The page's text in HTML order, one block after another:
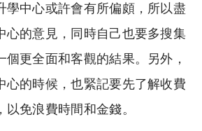
學中心或許會有所偏頗，所以盡
心的意見，同時自己也要多搜集
個更全面和客觀的結果。另外，
心的時候，也緊記要先了解收費
免浪費時間和金錢。